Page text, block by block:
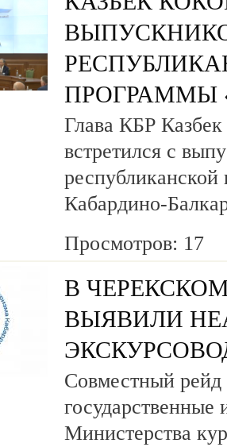
ПРОГРАММЫ
Глава КБР Казбек
встретился с
Кабардино-
Просмотров: 17
В
ВЫЯВИЛИ
Совместный рейд
государственные
Министерства